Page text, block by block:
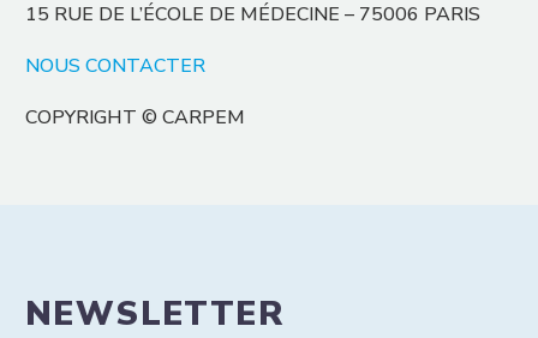
15 RUE DE L’ÉCOLE DE MÉDECINE – 75006 PARIS
NOUS CONTACTER
COPYRIGHT © CARPEM
NEWSLETTER